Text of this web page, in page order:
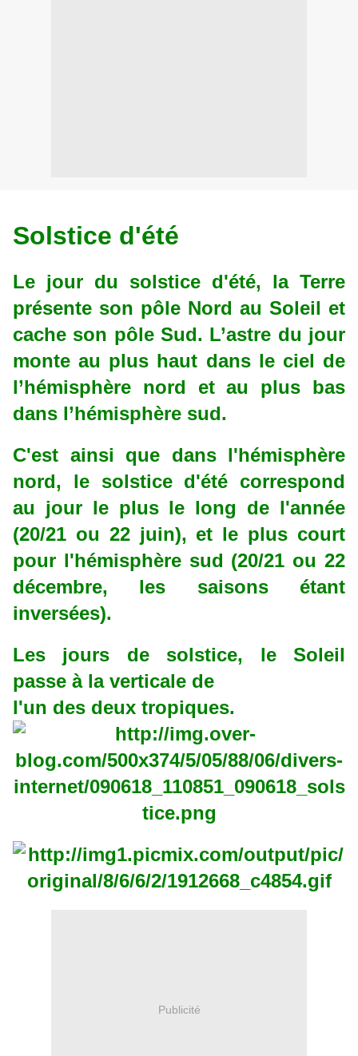
Solstice d'été
Le jour du solstice d'été, la Terre
présente son pôle Nord au Soleil et
cache son pôle Sud. L’astre du jour
monte au plus haut dans le ciel de
l’hémisphère nord et au plus bas
dans l’hémisphère sud.
C'est ainsi que dans l'hémisphère
nord, le solstice d'été correspond
au jour le plus le long de l'année
(20/21 ou 22 juin), et le plus court
pour l'hémisphère sud (20/21 ou 22
décembre, les saisons étant
inversées).
Les jours de solstice, le Soleil
passe à la verticale de
l'un des deux tropiques.
Publicité